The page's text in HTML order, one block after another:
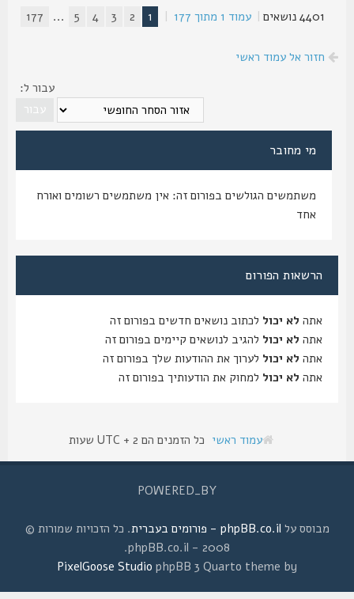
| עמוד1מתוך177
|
1
5
...
177
חזור אל עמוד ראשי
עבור ל:
מי מחובר
משתמשים הגולשים בפורום זה: אין משתמשים רשומים ואורח
הרשאות הפורום
לא יכול לכתוב נושאים חדשים בפורום זה
לא יכול להגיב לנושאים קיימים בפורום זה
לא יכול לערוך את ההודעות שלך בפורום זה
לא יכול למחוק את הודעותיך בפורום זה
עמוד ראשי כל הזמנים הם UTC + 2 שעות
POWERED_BY
מבוסס עלphpBB.co.il - פורומים בעברית
. כל הזכויות שמורות ©
2008 - phpBB.co.il.
phpBB 3 Quarto theme by
PixelGoose Studio